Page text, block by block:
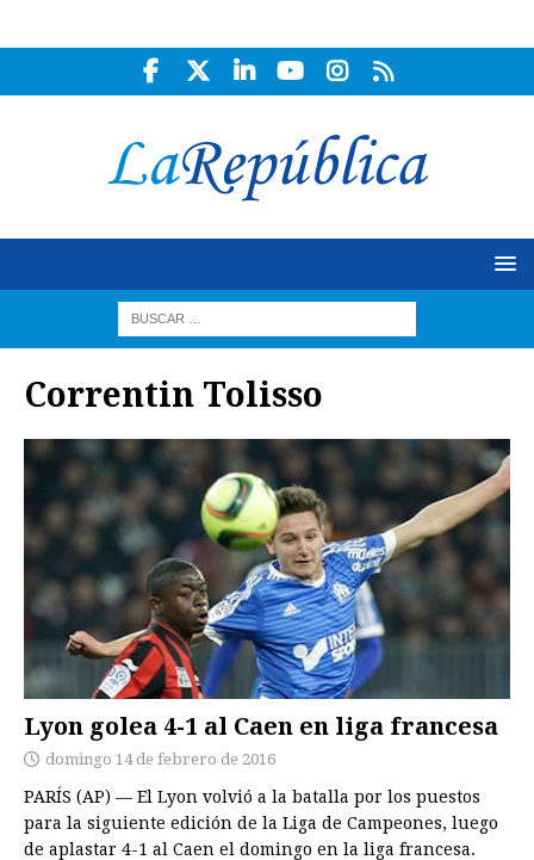
Correntin Tolisso
Lyon golea 4-1 al Caen en liga francesa
domingo 14 de febrero de 2016
PARÍS (AP) — El Lyon volvió a la batalla por los puestos
para la siguiente edición de la Liga de Campeones, luego
de aplastar 4-1 al Caen el domingo en la liga francesa.